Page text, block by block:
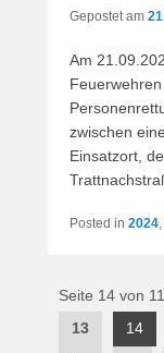
Gepostet am
Am
zwischen
Einsatzort,
Posted in 2024,
Post
navigation
Seite 14 von
13
14